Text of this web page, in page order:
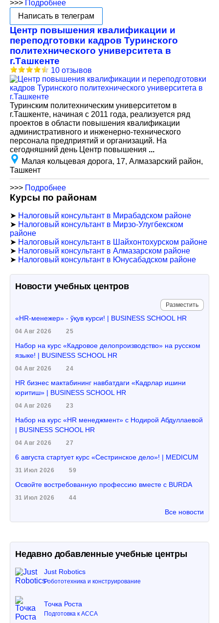
>>> Подробнее
Написать в телеграм
Центр повышения квалификации и
переподготовки кадров Туринского
политехнического университета в
г.Ташкенте
10 отзывов
Туринским политехническим университетом в
г.Ташкенте, начиная с 2011 года, реализуется ряд
проектов в области повышения квалификации
административного и инженерно-технического
персонала предприятий и организаций. На
сегодняшний день Центр повышения ...
Малая кольцевая дорога, 17, Алмазарский район,
Ташкент
>>> Подробнее
Курсы по районам
➤ Налоговый консультант в Мирабадском районе
➤ Налоговый консультант в Мирзо-Улугбекском
районе
➤ Налоговый консультант в Шайхонтохурском районе
➤ Налоговый консультант в Алмазарском районе
➤ Налоговый консультант в Юнусабадском районе
Новости учебных центров
Разместить
«HR-менежер» - ўқув курси! | BUSINESS SCHOOL HR
04 Авг 2026 25
Набор на курс «Кадровое делопроизводство» на русском
языке! | BUSINESS SCHOOL HR
04 Авг 2026 24
HR бизнес мактабининг навбатдаги «Кадрлар ишини
юритиш» | BUSINESS SCHOOL HR
04 Авг 2026 23
Набор на курс «HR менеджмент» с Нодирой Абдуллаевой
| BUSINESS SCHOOL HR
04 Авг 2026 27
6 августа стартует курс «Сестринское дело»! | MEDICUM
31 Июл 2026 59
Освойте востребованную профессию вместе с BURDA
31 Июл 2026 44
Все новости
Недавно добавленные учебные центры
Just Robotics
Робототехника и конструирование
Точка Роста
Подготовка к ACCA